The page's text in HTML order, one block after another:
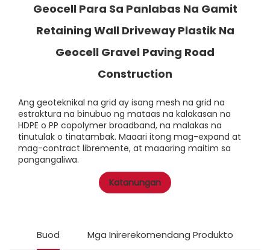
Geocell Para Sa Panlabas Na Gamit
Retaining Wall Driveway Plastik Na
Geocell Gravel Paving Road
Construction
Ang geoteknikal na grid ay isang mesh na grid na
estraktura na binubuo ng mataas na kalakasan na
HDPE o PP copolymer broadband, na malakas na
tinutulak o tinatambak. Maaari itong mag-expand at
mag-contract libremente, at maaaring maitim sa
pangangaliwa.
Katanungan
Buod Mga Inirerekomendang Produkto